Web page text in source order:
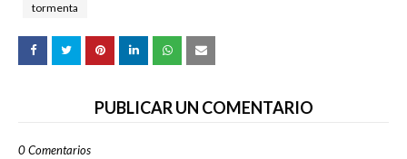
tormenta
PUBLICAR UN COMENTARIO
0 Comentarios